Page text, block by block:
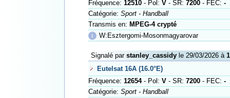
Fréquence: 12510- Pol: V- SR: 7200- FEC: -
Catégorie: Sport - Handball
Transmis en: MPEG-4 crypté
ℹ
W:Esztergomi-Mosonmagyarovar
Signalé par stanley_cassidyle 29/03/2026 à
Eutelsat 16A (16.0°E)
Fréquence: 12654- Pol: V- SR: 7200- FEC: -
Catégorie: Sport - Handball